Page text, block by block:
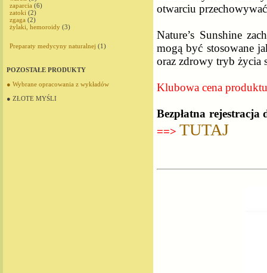
zaparcia (6)
zatoki (2)
zgaga (2)
żylaki, hemoroidy (3)
Preparaty medycyny naturalnej (1)
POZOSTAŁE PRODUKTY
● Wybrane opracowania z wykładów
● ZŁOTE MYŚLI
otwarciu
Nature’s Sunshine
mogą być stosowane
oraz zdrowy tryb życia
Klubowa cena
Bezpłatna
==> TUTAJ